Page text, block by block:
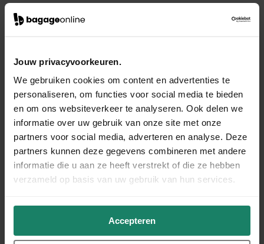
Jouw privacyvoorkeuren.
We gebruiken cookies om content en advertenties te
personaliseren, om functies voor social media te bieden
en om ons websiteverkeer te analyseren. Ook delen we
informatie over uw gebruik van onze site met onze
partners voor social media, adverteren en analyse. Deze
partners kunnen deze gegevens combineren met andere
informatie die u aan ze heeft verstrekt of die ze hebben
verzameld op basis van uw gebruik van hun services.
Accepteren